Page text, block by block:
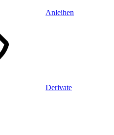
Anleihen
Derivate